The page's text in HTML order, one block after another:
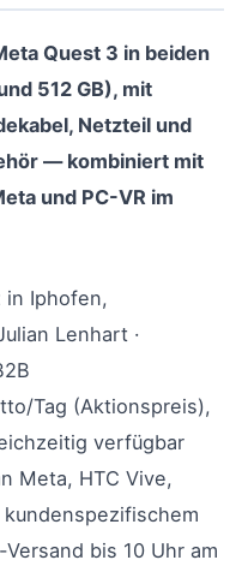
Quest 3 in beiden
512 GB), mit
Netzteil und
— kombiniert mit
und PC-VR im
in Iphofen,
Lenhart ·
Tag (Aktionspreis),
verfügbar
Meta, HTC Vive,
bis 10 Uhr am